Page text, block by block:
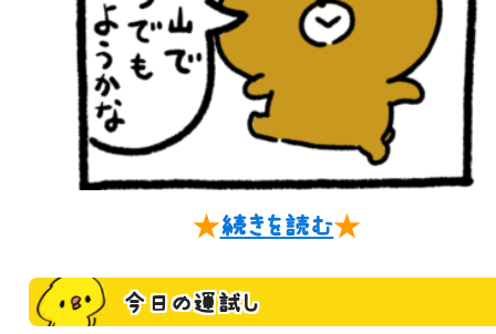
★続きを読む★
今日の運試し